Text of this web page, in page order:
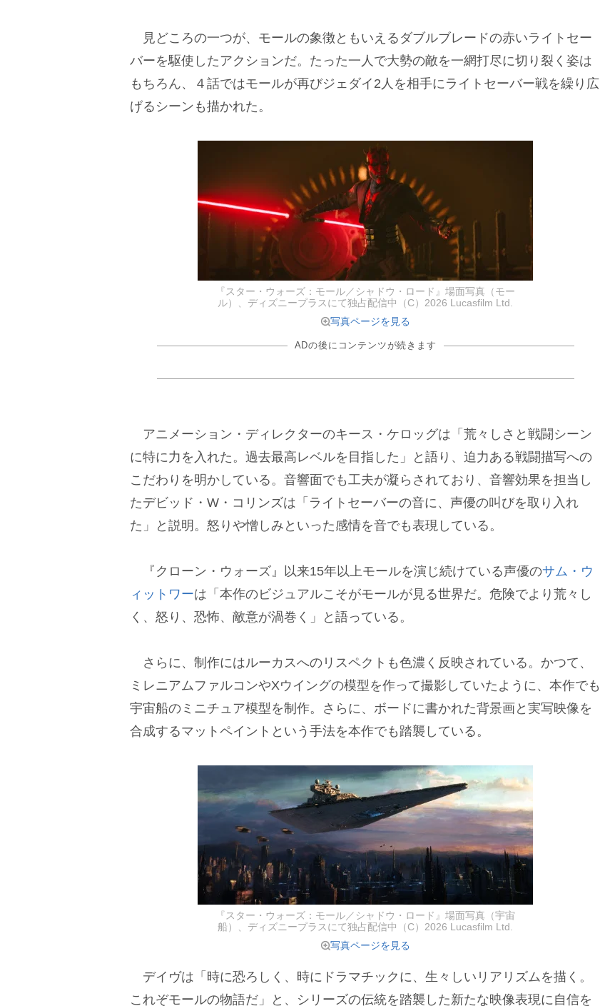
見どころの一つが、モールの象徴ともいえるダブルブレードの赤いライトセー
バーを駆使したアクションだ。たった一人で大勢の敵を一網打尽に切り裂く姿は
もちろん、４話ではモールが再びジェダイ2人を相手にライトセーバー戦を繰り広
げるシーンも描かれた。
『スター・ウォーズ：モール／シャドウ・ロード』場面写真（モー
ル）、ディズニープラスにて独占配信中（C）2026 Lucasfilm Ltd.
写真ページを見る
ADの後にコンテンツが続きます
アニメーション・ディレクターのキース・ケロッグは「荒々しさと戦闘シーン
に特に力を入れた。過去最高レベルを目指した」と語り、迫力ある戦闘描写への
こだわりを明かしている。音響面でも工夫が凝らされており、音響効果を担当し
たデビッド・W・コリンズは「ライトセーバーの音に、声優の叫びを取り入れ
た」と説明。怒りや憎しみといった感情を音でも表現している。
『クローン・ウォーズ』以来15年以上モールを演じ続けている声優のサム・ウ
ィットワーは「本作のビジュアルこそがモールが見る世界だ。危険でより荒々し
く、怒り、恐怖、敵意が渦巻く」と語っている。
さらに、制作にはルーカスへのリスペクトも色濃く反映されている。かつて、
ミレニアムファルコンやXウイングの模型を作って撮影していたように、本作でも
宇宙船のミニチュア模型を制作。さらに、ボードに書かれた背景画と実写映像を
合成するマットペイントという手法を本作でも踏襲している。
『スター・ウォーズ：モール／シャドウ・ロード』場面写真（宇宙
船）、ディズニープラスにて独占配信中（C）2026 Lucasfilm Ltd.
写真ページを見る
デイヴは「時に恐ろしく、時にドラマチックに、生々しいリアリズムを描く。
これぞモールの物語だ」と、シリーズの伝統を踏襲した新たな映像表現に自信を